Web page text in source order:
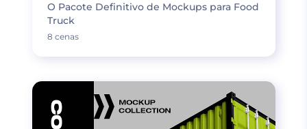
O Pacote Definitivo de Mockups para Food
Truck
8 cenas